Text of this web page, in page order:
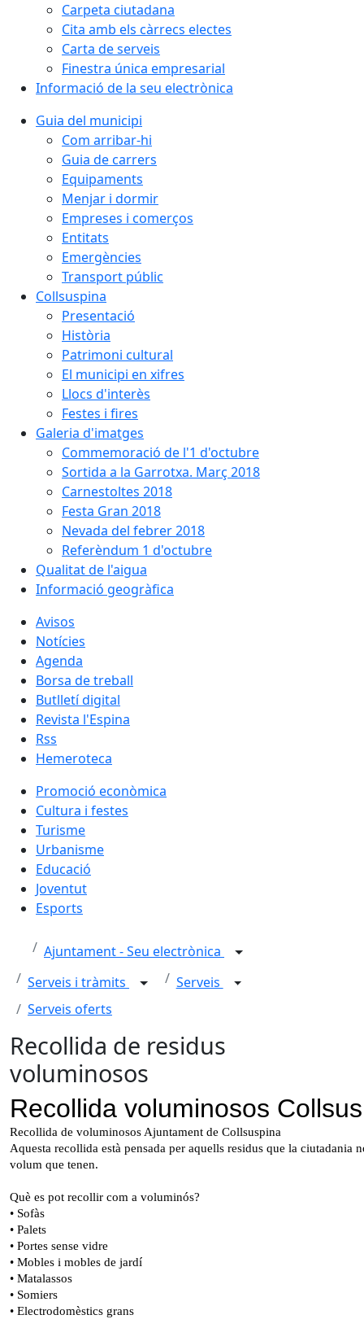
Carpeta ciutadana
Cita amb els càrrecs electes
Carta de serveis
Finestra única empresarial
Informació de la seu electrònica
Guia del municipi
Com arribar-hi
Guia de carrers
Equipaments
Menjar i dormir
Empreses i comerços
Entitats
Emergències
Transport públic
Collsuspina
Presentació
Història
Patrimoni cultural
El municipi en xifres
Llocs d'interès
Festes i fires
Galeria d'imatges
Commemoració de l'1 d'octubre
Sortida a la Garrotxa. Març 2018
Carnestoltes 2018
Festa Gran 2018
Nevada del febrer 2018
Referèndum 1 d'octubre
Qualitat de l'aigua
Informació geogràfica
Avisos
Notícies
Agenda
Borsa de treball
Butlletí digital
Revista l'Espina
Rss
Hemeroteca
Promoció econòmica
Cultura i festes
Turisme
Urbanisme
Educació
Joventut
Esports
Ajuntament - Seu electrònica
Serveis i tràmits
Serveis
Serveis oferts
Recollida de residus
voluminosos